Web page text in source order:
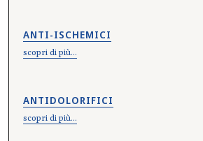
ANTI-ISCHEMICI
scopri di più...
ANTIDOLORIFICI
scopri di più...